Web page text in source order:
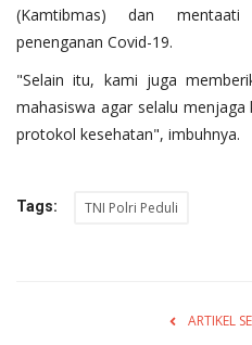
(Kamtibmas) dan
penenganan Covid-19.
"Selain itu, kami juga
mahasiswa agar selalu
protokol kesehatan", imbuhnya.
Tags: TNI Polri Peduli
ARTIKEL